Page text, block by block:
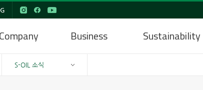
Company Business Sustainability
S-OIL 소식